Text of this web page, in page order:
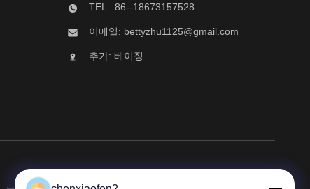
TEL : 86--18673157528
이메일: bettyzhu1125@gmail.com
추가: 베이징